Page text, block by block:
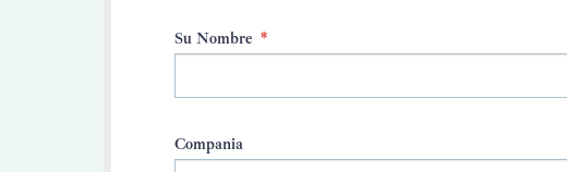
Su Nombre *
Compania